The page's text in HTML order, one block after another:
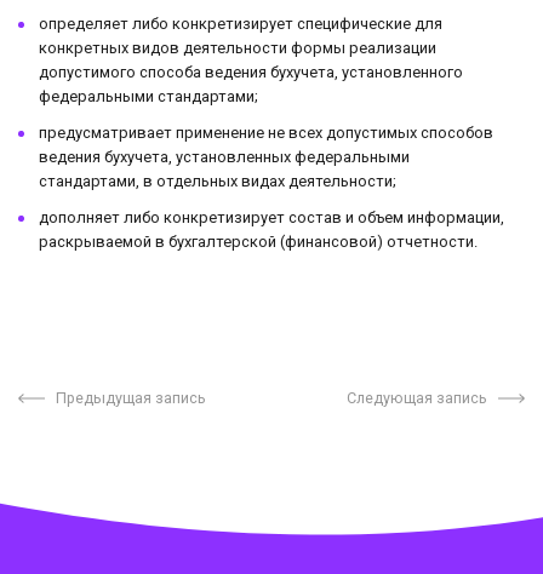
определяет либо конкретизирует специфические для
конкретных видов деятельности формы реализации
допустимого способа ведения бухучета, установленного
федеральными стандартами;
предусматривает применение не всех допустимых способов
ведения бухучета, установленных федеральными
стандартами, в отдельных видах деятельности;
дополняет либо конкретизирует состав и объем информации,
раскрываемой в бухгалтерской (финансовой) отчетности.
Предыдущая запись Следующая запись